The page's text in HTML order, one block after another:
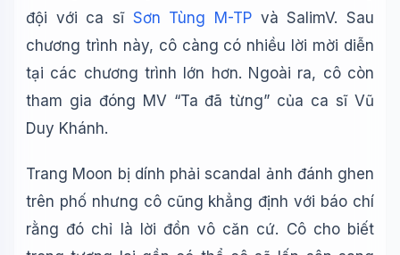
đội với ca sĩ Sơn Tùng M-TP và SalimV. Sau
chương trình này, cô càng có nhiều lời mời diễn
tại các chương trình lớn hơn. Ngoài ra, cô còn
tham gia đóng MV “Ta đã từng” của ca sĩ Vũ
Duy Khánh.
Trang Moon bị dính phải scandal ảnh đánh ghen
trên phố nhưng cô cũng khẳng định với báo chí
rằng đó chỉ là lời đồn vô căn cứ. Cô cho biết